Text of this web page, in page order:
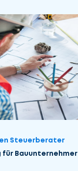
Steuerberater
Bau­unternehmer